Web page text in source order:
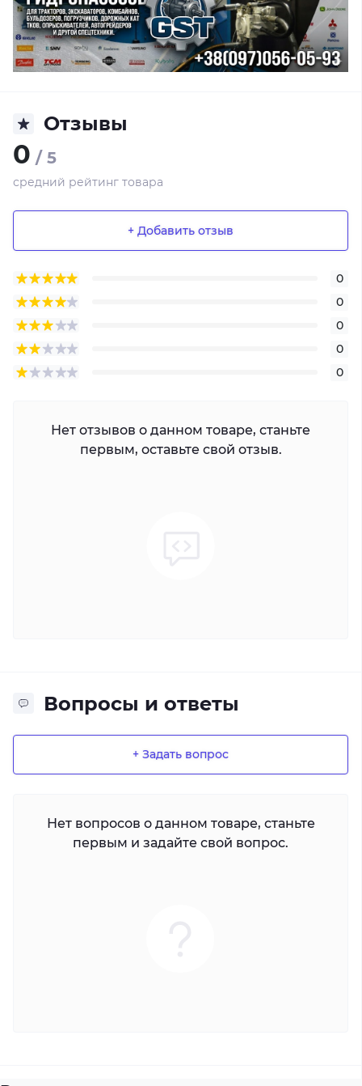
Отзывы
0 / 5
средний рейтинг товара
+ Добавить отзыв
0
0
0
0
0
Нет отзывов о данном товаре, станьте
первым, оставьте свой отзыв.
Вопросы и ответы
+ Задать вопрос
Нет вопросов о данном товаре, станьте
первым и задайте свой вопрос.